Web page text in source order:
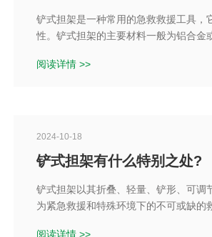
铲式担架是一种常用的急救救援工具，
性。铲式担架的主要材料一般为铝合金
重量。此外，铲式担架的结构设计也非
阅读详情 >>
2024-10-18
铲式担架有什么特别之处?
铲式担架以其折叠、轻量、铲形、可调
为紧急救援和特殊环境下的不可或缺的
阅读详情 >>